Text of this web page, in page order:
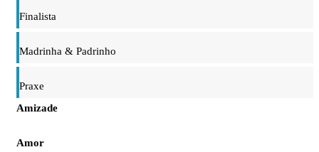
Finalista
Madrinha & Padrinho
Praxe
Amizade
Amor